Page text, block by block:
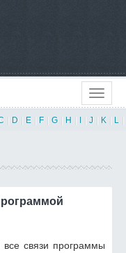
D E F G H J K L
связи программы